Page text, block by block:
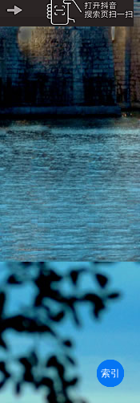
部首
笔划
拼音
潮拼